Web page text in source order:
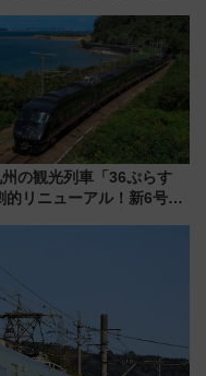
バスタ新潟構想まで徹底
の観光列車「36ぷらす
的リニューアル！新6号車
価格など解説